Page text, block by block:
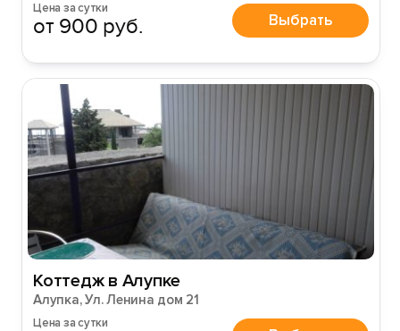
Цена за сутки
от 900 руб. Выбрать
Коттедж в Алупке
Алупка, Ул. Ленина дом 21
Цена за сутки